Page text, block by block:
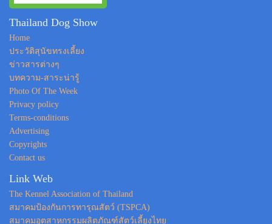
Thailand Dog Show
Home
ประวัติสุนัขทรงเลี้ยง
ข่าวสารต่างๆ
บทความ-สาระน่ารู้
Photo Of The Week
Privacy policy
Terms-conditions
Advertising
Copyrights
Contact us
Link Web
The Kennel Association of Thailand
สมาคมป้องกันการทารุณสัตว์ (TSPCA)
สมาคมอุตสาหกรรมผลิตภัณฑ์สัตว์เลี้ยงไทย